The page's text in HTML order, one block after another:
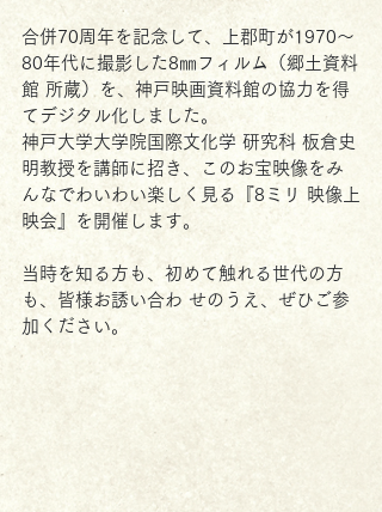
合併70周年を記念して、上郡町が1970～
80年代に撮影した8㎜フィルム（郷土資料
館 所蔵）を、神戸映画資料館の協力を得
てデジタル化しました。
神戸大学大学院国際文化学 研究科 板倉史
明教授を講師に招き、このお宝映像をみ
んなでわいわい楽しく見る『8ミリ 映像上
映会』を開催します。
当時を知る方も、初めて触れる世代の方
も、皆様お誘い合わ せのうえ、ぜひご参
加ください。